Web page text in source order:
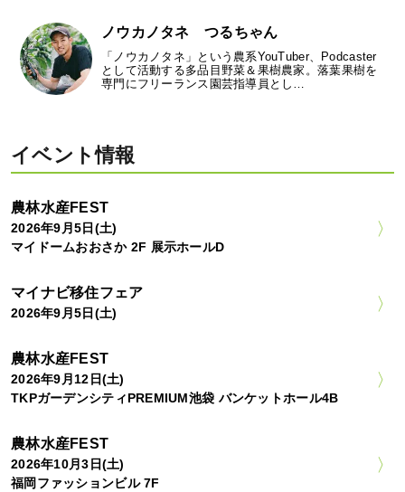
ノウカノタネ つるちゃん
「ノウカノタネ」という農系YouTuber、Podcaster
として活動する多品目野菜＆果樹農家。落葉果樹を
専門にフリーランス園芸指導員とし…
イベント情報
農林水産FEST
2026年9月5日(土)
マイドームおおさか 2F 展示ホールD
マイナビ移住フェア
2026年9月5日(土)
農林水産FEST
2026年9月12日(土)
TKPガーデンシティPREMIUM池袋 バンケットホール4B
農林水産FEST
2026年10月3日(土)
福岡ファッションビル 7F